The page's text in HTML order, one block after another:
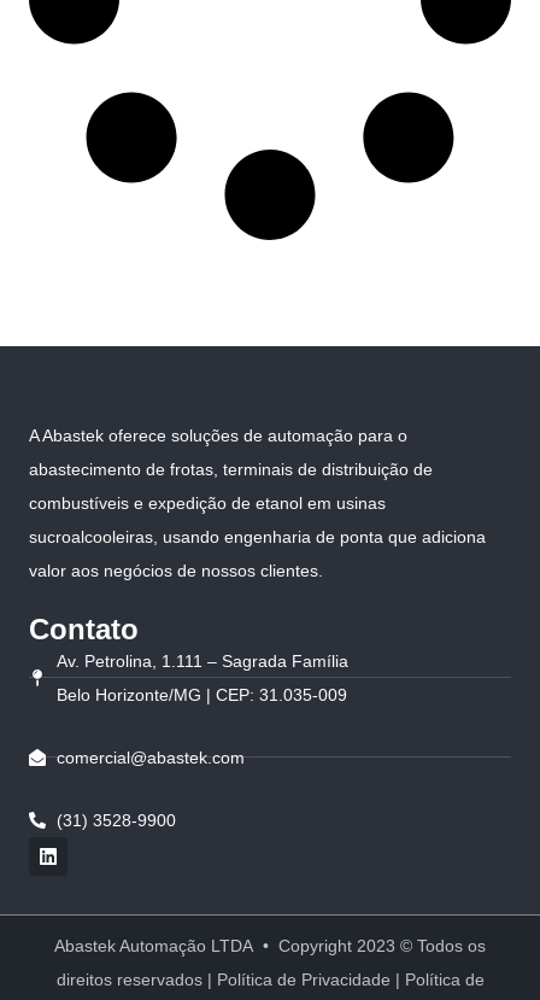
A Abastek oferece soluções de automação para o
abastecimento de frotas, terminais de distribuição de
combustíveis e expedição de etanol em usinas
sucroalcooleiras, usando engenharia de ponta que adiciona
valor aos negócios de nossos clientes.
Contato
Av. Petrolina, 1.111 – Sagrada Família
Belo Horizonte/MG | CEP: 31.035-009
comercial@abastek.com
(31) 3528-9900
Abastek Automação LTDA • Copyright 2023 © Todos os
direitos reservados | Política de Privacidade | Política de